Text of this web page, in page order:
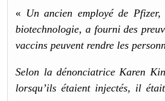
« Un ancien employé de
biotechnologie, a fourni des
vaccins peuvent rendre les
Selon la dénonciatrice Karen
lorsqu’ils étaient injectés, il